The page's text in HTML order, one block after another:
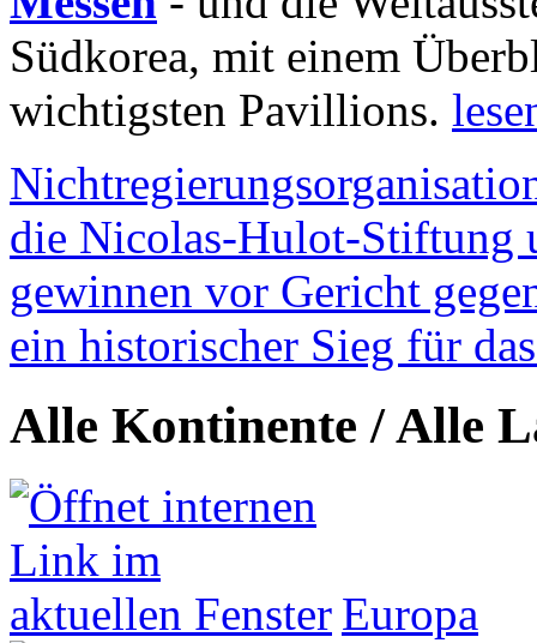
Südkorea, mit einem
wichtigsten Pavillions.
die Nicolas-Hulot-Stiftung
gewinnen vor Gericht
ein historischer Sieg für
Alle Kontinente / Alle
Europa